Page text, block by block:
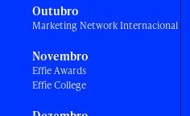
Outubro
Marketing Network Internacional
Novembro
Effie Awards
Effie College